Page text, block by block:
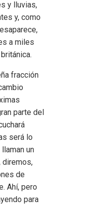
y lluvias,
y, como
a miles
fracción
parte del
será lo
un
diremos,
de
Ahí, pero
para